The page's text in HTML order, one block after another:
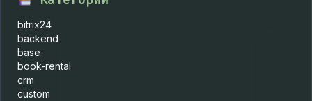
bitrix24
backend
base
book-rental
crm
custom